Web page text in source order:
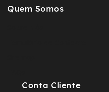
Quem Somos
Conta Cliente